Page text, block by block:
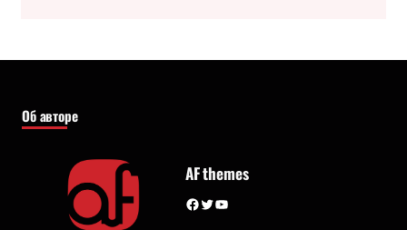
к
Об авторе
AF themes
Facebook Twitter YouTube